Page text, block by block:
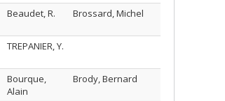
Beaudet, R. Brossard, Michel
TREPANIER, Y.
Bourque,
Alain
Brody, Bernard